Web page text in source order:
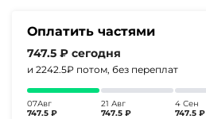
Оплатить частями
747.5 ₽ сегодня
и 2242.5₽ потом, без переплат
07Авг
747.5 ₽
21 Авг
747.5 ₽
4 Сен
747.5 ₽